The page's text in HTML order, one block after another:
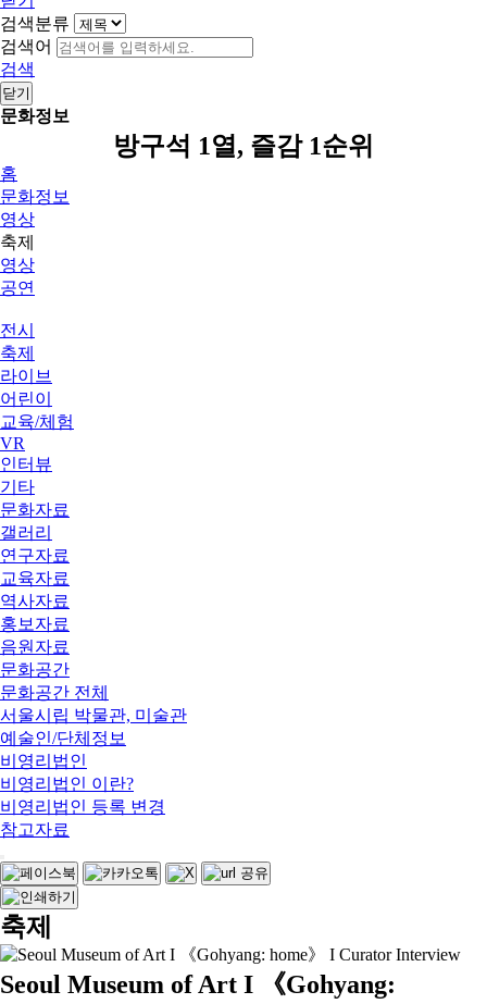
검색분류
검색어
검색
닫기
문화정보
방구석 1열, 즐감 1순위
홈
문화정보
영상
축제
영상
공연
전시
축제
라이브
어린이
교육/체험
VR
인터뷰
기타
문화자료
갤러리
연구자료
교육자료
역사자료
홍보자료
음원자료
문화공간
문화공간 전체
서울시립 박물관, 미술관
예술인/단체정보
비영리법인
비영리법인 이란?
비영리법인 등록 변경
참고자료
축제
Seoul Museum of Art I 《Gohyang: